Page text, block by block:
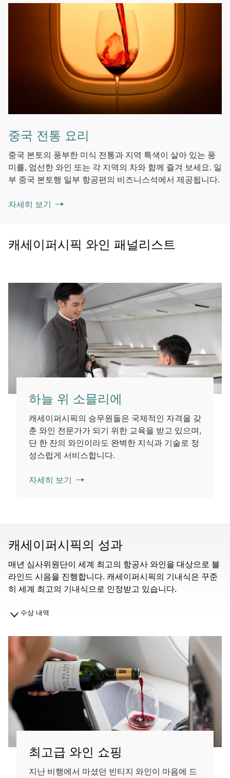
중국 전통 요리
중국 본토의 풍부한 미식 전통과 지역 특색이 살아 있는 풍
미를, 엄선한 와인 또는 각 지역의 차와 함께 즐겨 보세요. 일
부 중국 본토행 일부 항공편의 비즈니스석에서 제공됩니다.
자세히 보기
캐세이퍼시픽 와인 패널리스트
하늘 위 소믈리에
캐세이퍼시픽의 승무원들은 국제적인 자격을 갖
춘 와인 전문가가 되기 위한 교육을 받고 있으며,
단 한 잔의 와인이라도 완벽한 지식과 기술로 정
성스럽게 서비스합니다.
자세히 보기
캐세이퍼시픽의 성과
매년 심사위원단이 세계 최고의 항공사 와인을 대상으로 블
라인드 시음을 진행합니다. 캐세이퍼시픽의 기내식은 꾸준
히 세계 최고의 기내식으로 인정받고 있습니다.
수상 내역
최고급 와인 쇼핑
지난 비행에서 마셨던 빈티지 와인이 마음에 드